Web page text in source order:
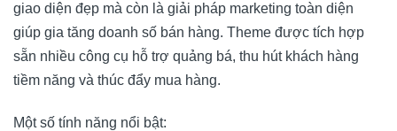
giao diện đẹp mà còn là giải pháp marketing toàn diện
giúp gia tăng doanh số bán hàng. Theme được tích hợp
sẵn nhiều công cụ hỗ trợ quảng bá, thu hút khách hàng
tiềm năng và thúc đẩy mua hàng.
Một số tính năng nổi bật: